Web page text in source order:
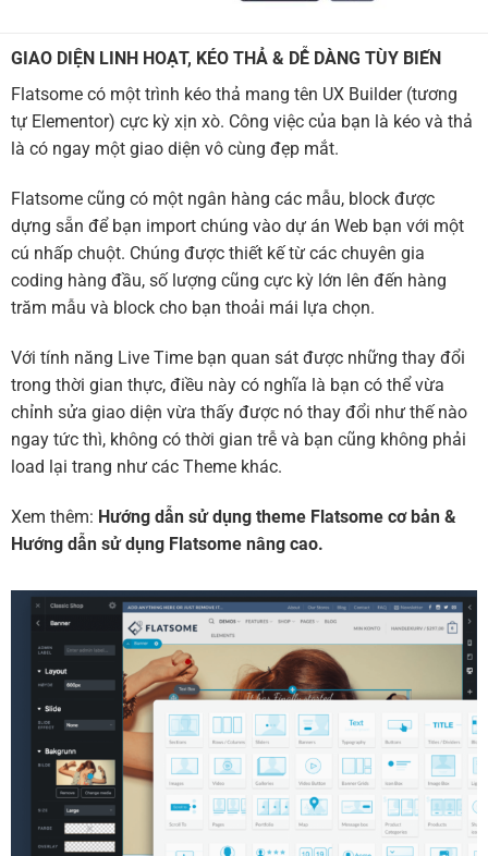
GIAO DIỆN LINH HOẠT, KÉO THẢ & DỄ DÀNG TÙY BIẾN
Flatsome có một trình kéo thả mang tên UX Builder (tương
tự Elementor) cực kỳ xịn xò. Công việc của bạn là kéo và thả
là có ngay một giao diện vô cùng đẹp mắt.
Flatsome cũng có một ngân hàng các mẫu, block được
dựng sẵn để bạn import chúng vào dự án Web bạn với một
cú nhấp chuột. Chúng được thiết kế từ các chuyên gia
coding hàng đầu, số lượng cũng cực kỳ lớn lên đến hàng
trăm mẫu và block cho bạn thoải mái lựa chọn.
Với tính năng Live Time bạn quan sát được những thay đổi
trong thời gian thực, điều này có nghĩa là bạn có thể vừa
chỉnh sửa giao diện vừa thấy được nó thay đổi như thế nào
ngay tức thì, không có thời gian trễ và bạn cũng không phải
load lại trang như các Theme khác.
Xem thêm: Hướng dẫn sử dụng theme Flatsome cơ bản &
Hướng dẫn sử dụng Flatsome nâng cao.